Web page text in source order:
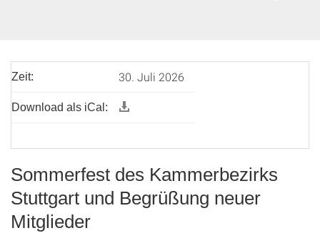
Zeit: 30. Juli 2026
Download als iCal:
Sommerfest des Kammerbezirks
Stuttgart und Begrüßung neuer
Mitglieder